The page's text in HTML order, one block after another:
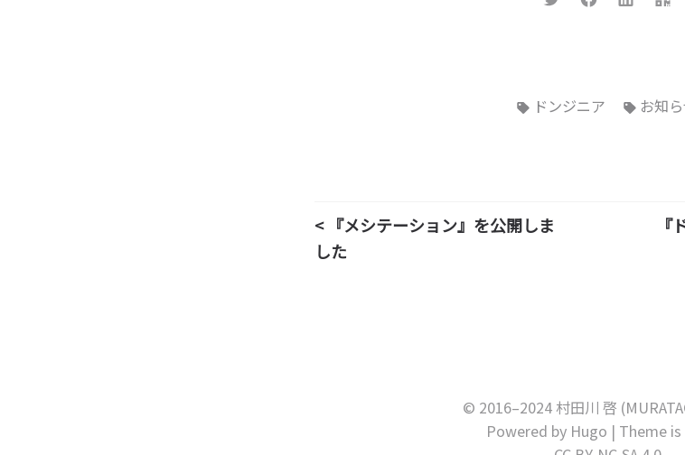
ドンジニア お知
< 『メシテーション』を公開しま
した
© 2016–2024 村田川 啓
Powered by Hugo | Theme is